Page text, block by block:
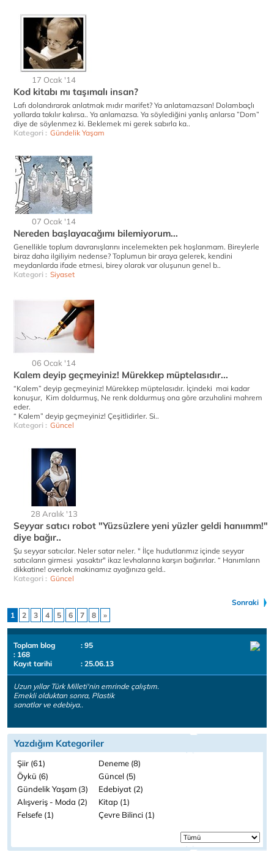
17 Ocak '14
Kod kitabı mı taşımalı insan?
Lafı dolandırarak anlatmak mıdır marifet? Ya anlatamazsan! Dolambaçlı
yollarda takılır kalırsa.. Ya anlamazsa. Ya söylediğini yanlış anlarsa ”Dom”
diye de söylenmez ki. Beklemek mi gerek sabırla ka..
Kategori : Gündelik Yaşam
07 Ocak '14
Nereden başlayacağımı bilemiyorum...
Genellikle toplum davranışlarını incelemekten pek hoşlanmam. Bireylerle
biraz daha ilgiliyim nedense? Toplumun bir araya gelerek, kendini
meydanlarda ifade etmesi, birey olarak var oluşunun genel b..
Kategori : Siyaset
06 Ocak '14
Kalem deyip geçmeyiniz! Mürekkep müptelasıdır...
“Kalem” deyip geçmeyiniz! Mürekkep müptelasıdır. İçindeki mai kadar
konuşur, Kim doldurmuş, Ne renk doldurmuş ona göre arzuhalini mahrem
eder.
“ Kalem” deyip geçmeyiniz! Çeşitlidirler. Si..
Kategori : Güncel
28 Aralık '13
Seyyar satıcı robot "Yüzsüzlere yeni yüzler geldi hanıımm!"
diye bağır..
Şu seyyar satıcılar. Neler satar neler. " İlçe hudutlarımız içinde seyyar
satıcıların girmesi yasaktır" ikaz levhalarına karşın bağırırlar. “ Hanımların
dikkatine! overlok makinamız ayağınıza geld..
Kategori : Güncel
Sonraki
1
2 3 4 5 6 7 8 »
Toplam blog
: 95
: 168
Kayıt tarihi
: 25.06.13
Uzun yıllar Türk Milleti'nin emrinde çalıştım.
Emekli olduktan sonra, Plastik
sanatlar ve edebiya..
Yazdığım Kategoriler
Şiir (61)
Deneme (8)
Öykü (6)
Güncel (5)
Gündelik Yaşam (3)
Edebiyat (2)
Alışveriş - Moda (2)
Kitap (1)
Felsefe (1)
Çevre Bilinci (1)